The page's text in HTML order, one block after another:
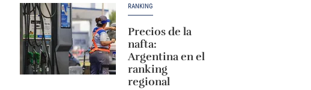
RANKING
Precios de la
nafta:
Argentina en el
ranking
regional